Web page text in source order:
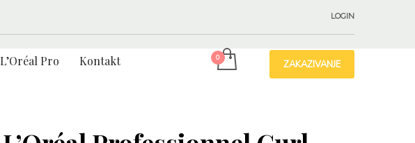
LOGIN
L’Oréal Pro Kontakt ZAKAZIVANJE